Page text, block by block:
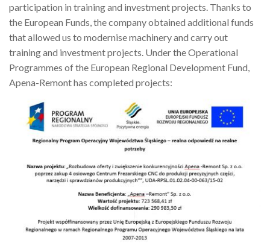
participation in training and investment projects. Thanks to
the European Funds, the company obtained additional funds
that allowed us to modernise machinery and carry out
training and investment projects. Under the Operational
Programmes of the European Regional Development Fund,
Apena-Remont has completed projects: